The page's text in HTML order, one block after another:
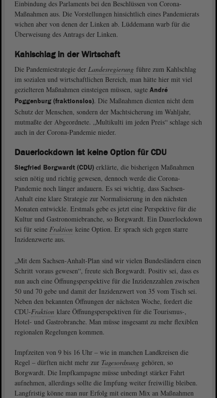
Einbindung des Parlaments bei den Beschlüssen von Corona-
Maßnahmen aus. Die Vorstellungen hinsichtlich eines Pandemierats
wichen aber von denen der Linken ab. Lüddemann warb für die
Überweisung des Antrags der Linken.
Kahlschlag in der Wirtschaft
Die Pandemiestrategie der Landesregierung führe zum Kahlschlag
im sozialen und wirtschaftlichen Bereich, man hätte hier mit viel
gezielteren Maßnahmen einsteigen müssen, sagte André
Poggenburg (fraktionslos). Die Maßnahmen dienten nicht dem
Schutz der Menschen, sondern der Machtsicherung im Wahljahr,
mutmaßte der Abgeordnete. „Multikulti im jeden Preis“ schlage sich
auch in der Corona-Pandemie nieder.
Dauerlockdown ist keine Option für CDU
Siegfried Borgwardt (CDU) erklärte, die bisherigen Maßnahmen
seien nötig und richtig gewesen, dennoch werde die Corona-
Pandemie noch länger andauern. Es sei wichtig, dass Sachsen-
Anhalt eine klare Strategie zur Normalisierung in den nächsten
Monaten entwickle. Erstmals gebe es jetzt eine Perspektive für die
Kultur und Gastronomiebranche, so Borgwardt. Ein Dauerlockdown
sei für seine Fraktion keine Option. Er sprach sich gegen starre
Inzidenzwerte aus.
„Mit dem Sachsen-Anhalt-Plan sind wir vielen Bundesländern einen
Schritt voraus gewesen“, freute sich Borgwardt. Positiv sei, dass es
nun auch eine Öffnungsperspektive für die Inzidenzzahlen zwischen
50 und 70 gebe und damit der Inzidenzwert von 35 vom Tisch sei.
Neben den bekannten Öffnungen der nächsten Woche, fordert die
CDU-Fraktion klare Öffnungsperspektiven für die Tourismus-,
Hotel- und Gastrobranche. Man müsse insgesamt zu mehr flexiblen
regionalen Regelungen kommen.
Impfzeiten von 9 bis 16 Uhr – wie in manchen Landkreisen die
Regel – dürften nicht mehr zur Tagesordnung gehören, so
Borgwardt. Die Impfkampagne müsse unbedingt stärker Fahrt
aufnehmen, allerdings sollte die Impfung weiter freiwillig bleiben.
Langfristig könne man nur Erfolg mit einem Mix an Maßnahmen